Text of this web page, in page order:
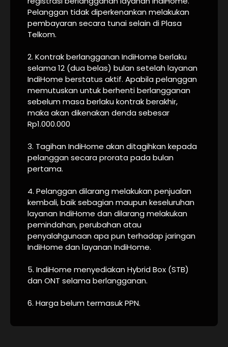
Pelanggan tidak diperkenankan melakukan
pembayaran secara tunai selain di Plasa
Telkom.
2. Kontrak berlangganan IndiHome berlaku
selama 12 (dua belas) bulan setelah layanan
IndiHome berstatus aktif. Apabila pelanggan
memutuskan untuk berhenti berlangganan
sebelum masa berlaku kontrak berakhir,
maka akan dikenakan denda sebesar
Rp1.000.000
3. Tagihan IndiHome akan ditagihkan kepada
pelanggan secara prorata pada bulan
pertama.
4. Pelanggan dilarang melakukan penjualan
kembali, baik sebagian maupun keseluruhan
layanan IndiHome dan dilarang melakukan
pemindahan, perubahan atau
penyalahgunaan apa pun terhadap jaringan
IndiHome dan layanan IndiHome.
5. IndiHome menyediakan Hybrid Box (STB)
dan ONT selama berlangganan.
6. Harga belum termasuk PPN.